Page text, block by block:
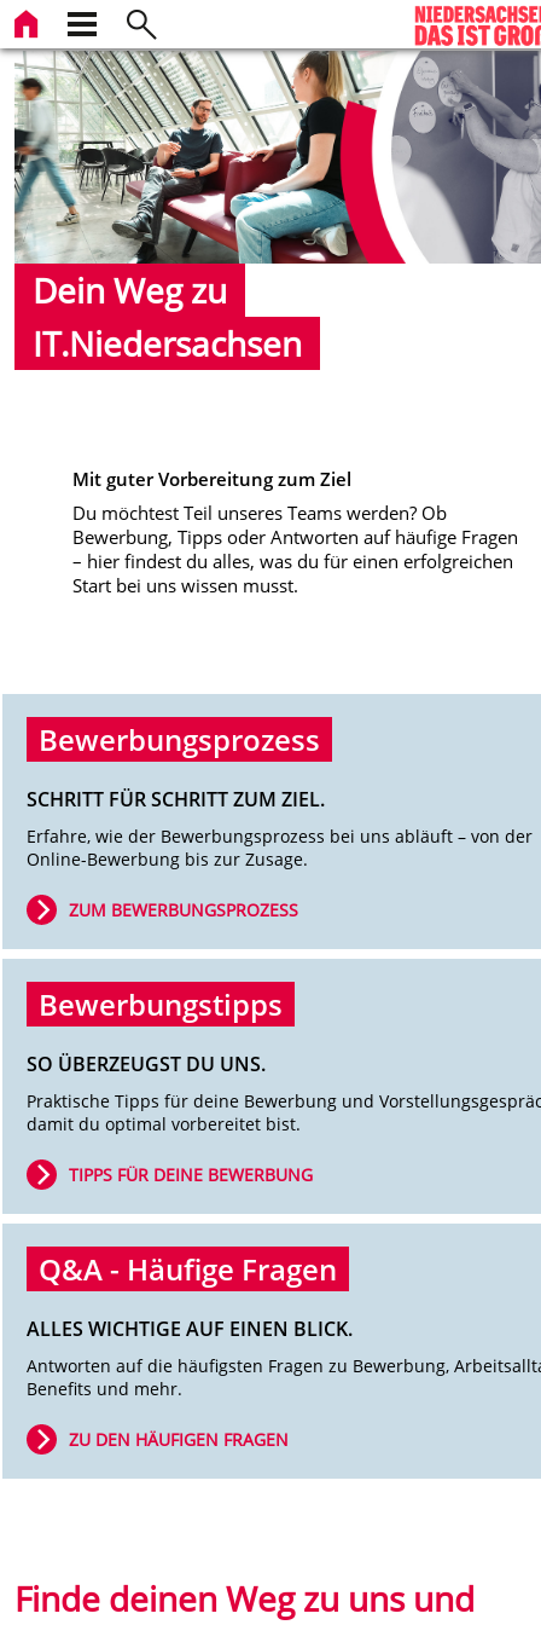
Dein Weg zu
IT.Niedersachsen
Mit guter Vorbereitung zum Ziel
Du möchtest Teil unseres Teams werden? Ob
Bewerbung, Tipps oder Antworten auf häufige Fragen
– hier findest du alles, was du für einen erfolgreichen
Start bei uns wissen musst.
Bewerbungsprozess
SCHRITT FÜR SCHRITT ZUM ZIEL.
Erfahre, wie der Bewerbungsprozess bei uns abläuft – von der
Online-Bewerbung bis zur Zusage.
ZUM BEWERBUNGSPROZESS
Bewerbungstipps
SO ÜBERZEUGST DU UNS.
Praktische Tipps für deine Bewerbung und
damit du optimal vorbereitet bist.
TIPPS FÜR DEINE BEWERBUNG
Q&A - Häufige Fragen
ALLES WICHTIGE AUF EINEN BLICK.
Antworten auf die häufigsten Fragen zu Bewerbung,
Benefits und mehr.
ZU DEN HÄUFIGEN FRAGEN
Finde deinen Weg zu uns und